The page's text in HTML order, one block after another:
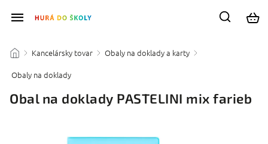
/ Kancelársky tovar / Obaly na doklady a karty /
Obaly na doklady
Obal na doklady PASTELINI mix farieb